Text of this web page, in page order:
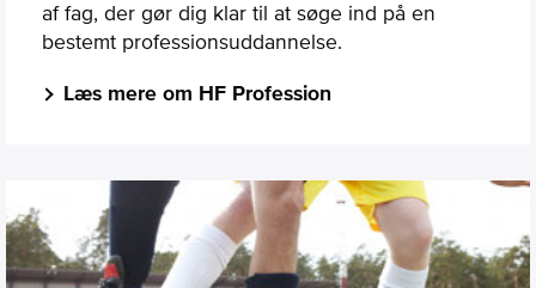
af fag, der gør dig klar til at søge ind på en
bestemt professionsuddannelse.
Læs mere om HF Profession